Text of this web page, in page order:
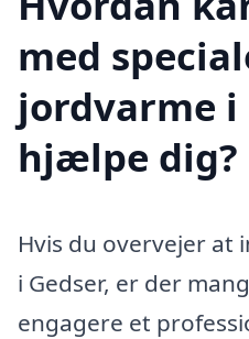
med
jordvarme i
hjælpe dig?
Hvis du overvejer at
i Gedser, er der
engagere et